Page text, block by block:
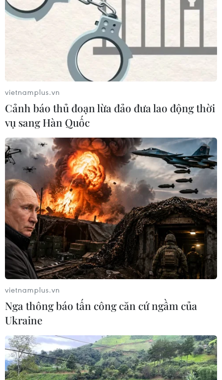
Lễ hội truyện tranh hàng đầu tôn vinh tạp
chí Charlie Hebdo
Câu chuyện về một thanh niên có cuộc sống giằng xé
giữa nước Pháp và Trung Đông do một cộng tác viên
của Charlie Hebdo sáng tác đã đoạt giải thưởng cao
nhất tại lễ hội truyện tranh lớn nhất thế giới.
Lý Nhã Kỳ bảo trợ cho triển lãm thời trang
cao cấp tại Pháp
Lý Nhã Kỳ và người bạn thân thiết của cô, nữ tỷ phú
Mouna Ayoub sẽ bảo trợ cho sự kiện thời trang lớn
“Unbuttoning Fashion,” tại viện bảo tàng Les Arts
vietnamplus.vn
Cảnh báo thủ đoạn lừa đảo đưa lao động thời
vụ sang Hàn Quốc
vietnamplus.vn
Nga thông báo tấn công căn cứ ngầm của
Ukraine